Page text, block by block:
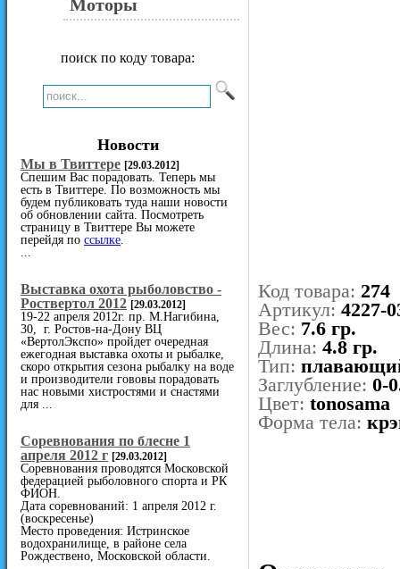
Моторы
поиск по коду товара:
Новости
Мы в Твиттере [29.03.2012]
Спешим Вас порадовать. Теперь мы
есть в Твиттере. По возможность мы
будем публиковать туда наши новости
об обновлении сайта. Посмотреть
страницу в Твиттере Вы можете
перейдя по ссылке
Выставка охота рыболовство -
Роствертол 2012 [29.03.2012]
19-22 апреля 2012г. пр. М.Нагибина,
30, г. Ростов-на-Дону ВЦ
«ВертолЭкспо» пройдет очередная
ежегодная выставка охоты и рыбалке,
скоро открытия сезона рыбалку на воде
и производители гововы порадовать
нас новыми хистростями и снастями
для ...
Cоревнования по блесне 1
апреля 2012 г [29.03.2012]
Соревнования проводятся Московской
федерацией рыболовного спорта и РК
ФИОН.
Дата соревнований: 1 апреля 2012 г.
(воскресенье)
Место проведения: Истринское
водохранилище, в районе села
Рождествено, Московской области.
Код товара: 274
Артикул: 4227-
Вес: 7.6 гр.
Длина: 4.8 гр.
Тип:
Заглубление: 0-
Цвет: tonosama
Форма тела: